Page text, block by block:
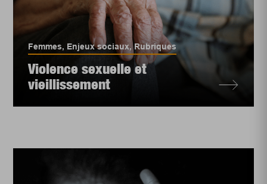
Femmes, Enjeux sociaux,Rubriques
Violence sexuelle et
vieillissement